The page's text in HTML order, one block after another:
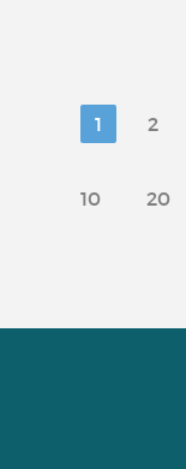
1 2
10 20